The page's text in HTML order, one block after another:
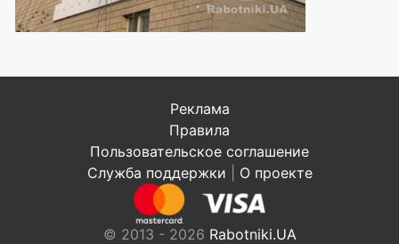
Реклама
Правила
Пользовательское соглашение
Служба поддержки
О проекте
© 2013 - 2026 Rabotniki.UA